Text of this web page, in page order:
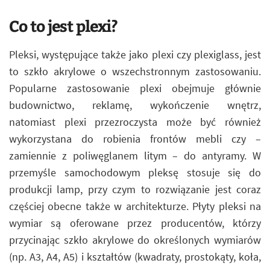
Co to jest plexi?
Pleksi, występujące także jako plexi czy plexiglass, jest
to szkło akrylowe o wszechstronnym zastosowaniu.
Popularne zastosowanie plexi obejmuje głównie
budownictwo, reklamę, wykończenie wnętrz,
natomiast plexi przezroczysta może być również
wykorzystana do robienia frontów mebli czy –
zamiennie z poliwęglanem litym – do antyramy. W
przemyśle samochodowym pleksę stosuje się do
produkcji lamp, przy czym to rozwiązanie jest coraz
częściej obecne także w architekturze. Płyty pleksi na
wymiar są oferowane przez producentów, którzy
przycinając szkło akrylowe do określonych wymiarów
(np. A3, A4, A5) i kształtów (kwadraty, prostokąty, koła,